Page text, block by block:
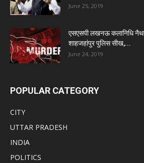
June 25, 2019
एसएसपी लखनऊ कलानिधि
शाहजहांपुर पुलिस सीख,...
June 24, 2019
POPULAR CATEGORY
CITY
UTTAR PRADESH
INDIA
POLITICS